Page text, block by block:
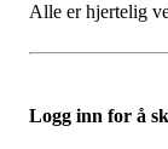
Alle er hjertelig
Logg inn for å